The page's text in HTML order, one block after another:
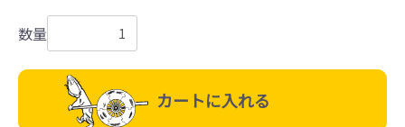
数量
カートに入れる